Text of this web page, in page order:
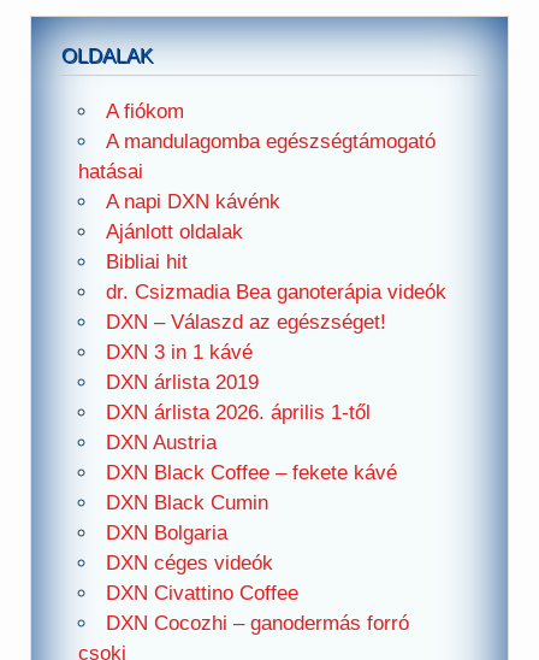
OLDALAK
A fiókom
A mandulagomba egészségtámogató
hatásai
A napi DXN kávénk
Ajánlott oldalak
Bibliai hit
dr. Csizmadia Bea ganoterápia videók
DXN – Válaszd az egészséget!
DXN 3 in 1 kávé
DXN árlista 2019
DXN árlista 2026. április 1-től
DXN Austria
DXN Black Coffee – fekete kávé
DXN Black Cumin
DXN Bolgaria
DXN céges videók
DXN Civattino Coffee
DXN Cocozhi – ganodermás forró
csoki